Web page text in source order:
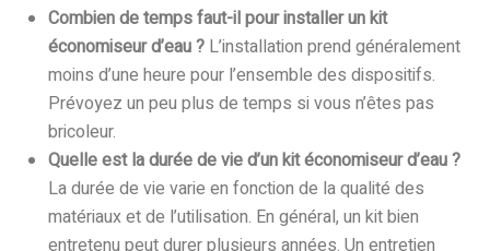
Combien de temps faut-il pour installer un kit
économiseur d’eau ? L’installation prend généralement
moins d’une heure pour l’ensemble des dispositifs.
Prévoyez un peu plus de temps si vous n’êtes pas
bricoleur.
Quelle est la durée de vie d’un kit économiseur d’eau ?
La durée de vie varie en fonction de la qualité des
matériaux et de l’utilisation. En général, un kit bien